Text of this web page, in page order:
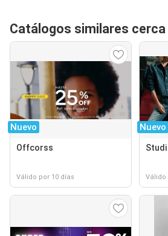
Catálogos similares
Nuevo
Offcorss
Válido por 10 días
Nuevo
Válido